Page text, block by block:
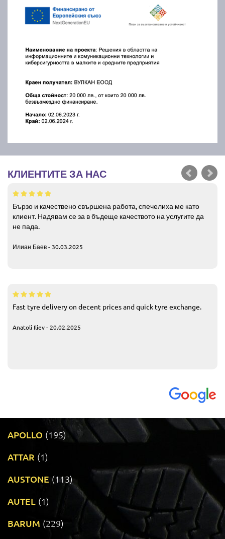
КЛИЕНТИТЕ ЗА НАС
Бързо и качествено свършена работа, спечелиха ме като
клиент. Надявам се за в бъдеще качеството на услугите да
не пада.
Илиан Баев - 30.03.2025
Fast tyre delivery on decent prices and quick tyre exchange.
Anatoli Iliev - 20.02.2025
APOLLO (195)
ATTAR (1)
AUSTONE (113)
AUTEL (1)
BARUM (229)